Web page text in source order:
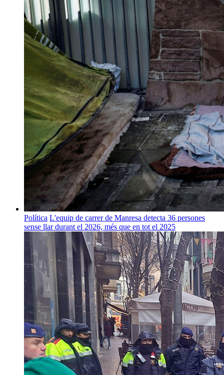
Política L'equip de carrer de Manresa detecta 36 persones
sense llar durant el 2026, més que en tot el 2025